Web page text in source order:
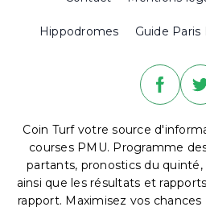
Hippodromes Guide Paris
Coin Turf votre source
courses PMU. Programme
partants, pronostics du
ainsi que les résultats et
rapport. Maximisez vos